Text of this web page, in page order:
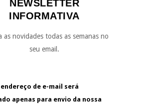
NEWSLETTER
INFORMATIVA
as novidades todas as semanas no
seu email.
endereço de e-mail será
apenas para envio da nossa